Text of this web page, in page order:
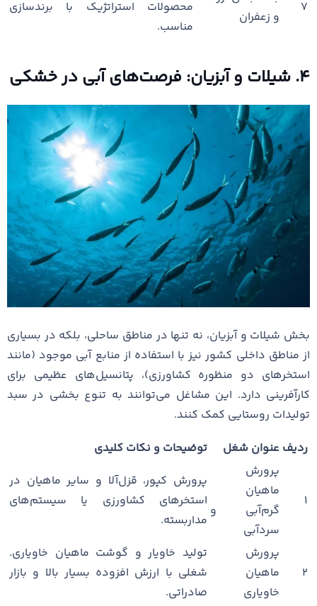
۷
و زعفران
محصولات استراتژیک با برندسازی
مناسب.
۴. شیلات و آبزیان: فرصت‌های آبی در خشکی
بخش شیلات و آبزیان، نه تنها در مناطق ساحلی، بلکه در بسیاری
از مناطق داخلی کشور نیز با استفاده از منابع آبی موجود (مانند
استخرهای دو منظوره کشاورزی)، پتانسیل‌های عظیمی برای
کارآفرینی دارد. این مشاغل می‌توانند به تنوع بخشی در سبد
تولیدات روستایی کمک کنند.
ردیف عنوان شغل توضیحات و نکات کلیدی
۱
پرورش
ماهیان
گرم‌آبی و
سردآبی
پرورش کپور، قزل‌آلا و سایر ماهیان در
استخرهای کشاورزی یا سیستم‌های
مداربسته.
۲
پرورش
ماهیان
خاویاری
تولید خاویار و گوشت ماهیان خاویاری.
شغلی با ارزش افزوده بسیار بالا و بازار
صادراتی.